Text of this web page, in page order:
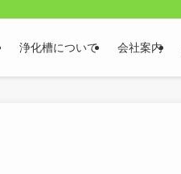
浄化槽について 会社案内